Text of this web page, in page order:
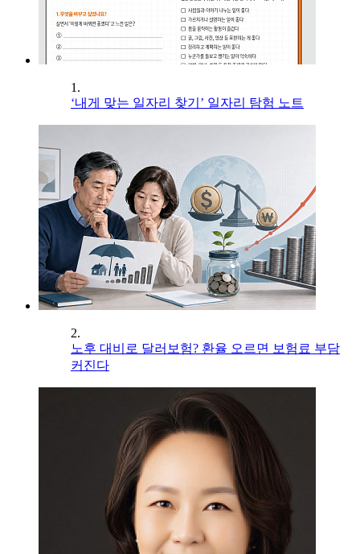
1.
‘내게 맞는 일자리 찾기’ 일자리 탐험 노트
2.
노후 대비로 달러보험? 환율 오르면 보험료 부담
커진다